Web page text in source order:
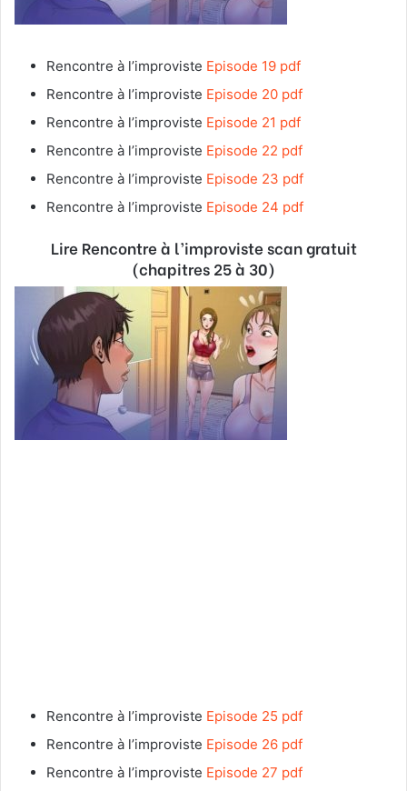
Rencontre à l’improviste Episode 19 pdf
Rencontre à l’improviste Episode 20 pdf
Rencontre à l’improviste Episode 21 pdf
Rencontre à l’improviste Episode 22 pdf
Rencontre à l’improviste Episode 23 pdf
Rencontre à l’improviste Episode 24 pdf
Lire Rencontre à l’improviste scan gratuit
(chapitres 25 à 30)
Rencontre à l’improviste Episode 25 pdf
Rencontre à l’improviste Episode 26 pdf
Rencontre à l’improviste Episode 27 pdf